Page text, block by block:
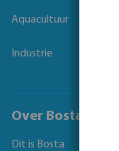
Aquacultuur
Industrie
Over Bosta
Dit is Bosta